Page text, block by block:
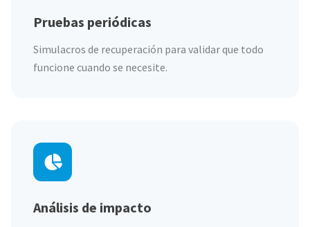
Pruebas periódicas
Simulacros de recuperación para validar que todo
funcione cuando se necesite.
Análisis de impacto